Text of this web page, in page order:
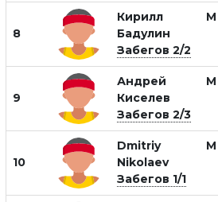
8
Кирилл
Бадулин
Забегов 2/2
М
9
Андрей
Киселев
Забегов 2/3
М
10
Dmitriy
Nikolaev
Забегов 1/1
М